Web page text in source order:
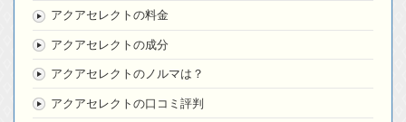
アクアセレクトの料金
アクアセレクトの成分
アクアセレクトのノルマは？
アクアセレクトの口コミ評判